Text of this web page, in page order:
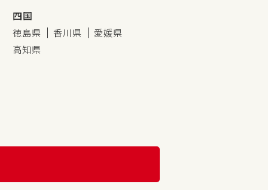
四国
徳島県 香川県
愛媛県
高知県